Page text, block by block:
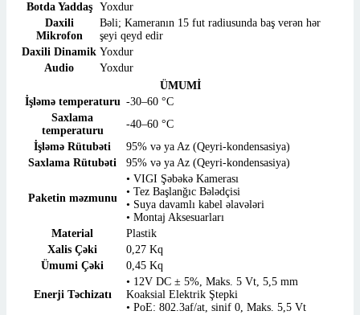
Botda Yaddaş
Yoxdur
Daxili
Mikrofon
Bəli; Kameranın 15 fut radiusunda baş verən hər
şeyi qeyd edir
Daxili Dinamik Yoxdur
Audio
Yoxdur
ÜMUMİ
İşləmə temperaturu -30–60 °C
Saxlama
temperaturu
-40–60 °C
İşləmə Rütubəti
95% və ya Az (Qeyri-kondensasiya)
Saxlama Rütubəti
95% və ya Az (Qeyri-kondensasiya)
Paketin məzmunu
• VIGI Şəbəkə Kamerası
• Tez Başlanğıc Bələdçisi
• Suya davamlı kabel əlavələri
• Montaj Aksesuarları
Material
Plastik
Xalis Çəki
0,27 Kq
Ümumi Çəki
0,45 Kq
Enerji Təchizatı
• 12V DC ± 5%, Maks. 5 Vt, 5,5 mm
Koaksial Elektrik Ştepki
• PoE: 802.3af/at, sinif 0, Maks. 5,5 Vt